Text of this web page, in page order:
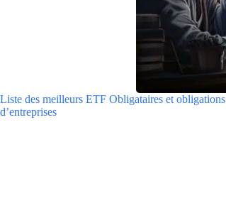
Liste des meilleurs ETF Obligataires et obligations
d’entreprises